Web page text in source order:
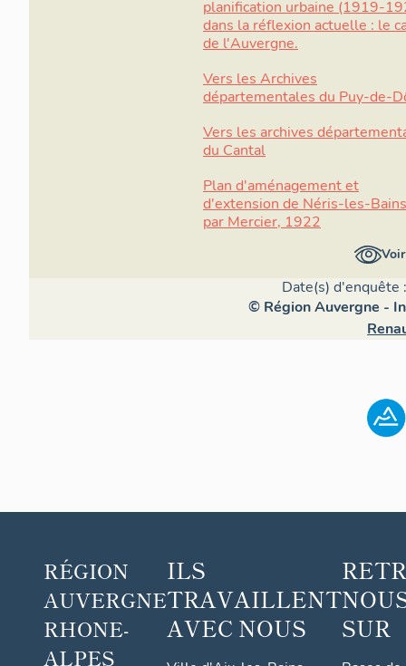
planification urbaine (1919-
dans la réflexion actuelle : le
de l'Auvergne.
Vers les Archives
départementales du Puy-de-
Vers les archives
du Cantal
Plan d'aménagement et
d'extension de Néris-les-
par Mercier, 1922
Date(s)
© Région Auvergne -
RÉGION
AUVERGNE
RHONE-
ALPES
ILS
TRAVAILLENT
AVEC NOUS
SUR